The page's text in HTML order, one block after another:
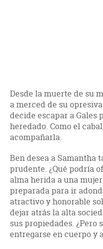
Desde la muerte de su
a merced de su
decide escapar a Gales
heredado. Como el
acompañarla.
Ben desea a Samantha
prudente. ¿Qué podría
alma herida a una
preparada para ir
atractivo y honorable
dejar atrás la alta
sus propiedades. ¿Pero
entregarse en cuerpo y